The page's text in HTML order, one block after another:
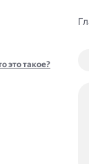
это такое?